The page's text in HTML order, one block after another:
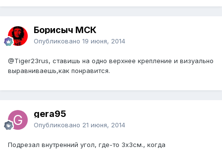
Борисыч МСК
Опубликовано 19 июня, 2014
@Tiger23rus, ставишь на одно верхнее крепление и визуально
выравниваешь,как понравится.
gera95
Опубликовано 21 июня, 2014
Подрезал внутренний угол, где-то 3х3см., когда